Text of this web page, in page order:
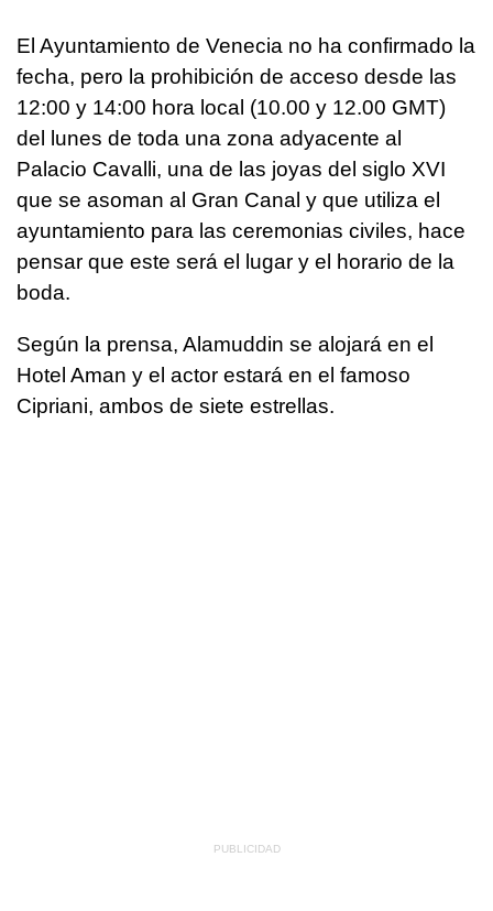
El Ayuntamiento de Venecia no ha confirmado la
fecha, pero la prohibición de acceso desde las
12:00 y 14:00 hora local (10.00 y 12.00 GMT)
del lunes de toda una zona adyacente al
Palacio Cavalli, una de las joyas del siglo XVI
que se asoman al Gran Canal y que utiliza el
ayuntamiento para las ceremonias civiles, hace
pensar que este será el lugar y el horario de la
boda.
Según la prensa, Alamuddin se alojará en el
Hotel Aman y el actor estará en el famoso
Cipriani, ambos de siete estrellas.